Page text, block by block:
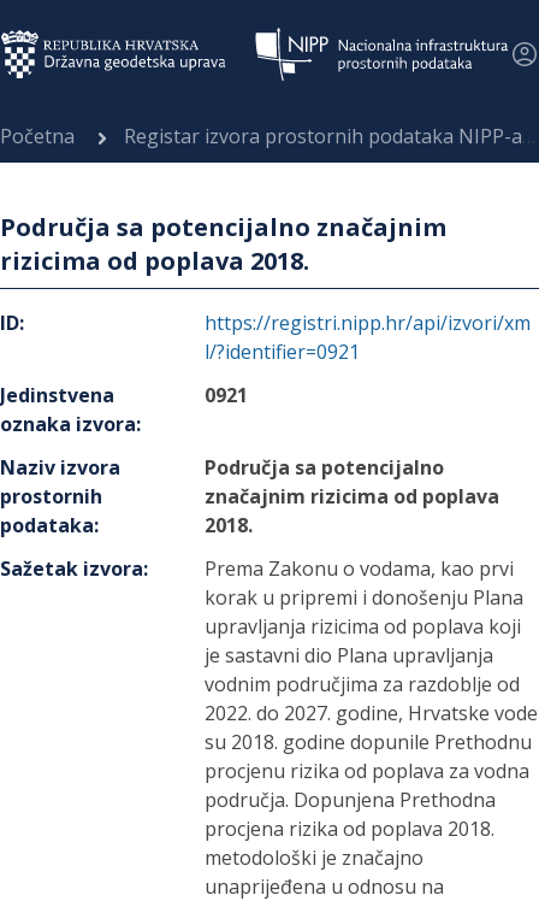
Početna Registar izvora prostornih podataka NIPP-a
Područja sa potencijalno značajnim
rizicima od poplava 2018.
ID:
https://registri.nipp.hr/api/izvori/xm
l/?identifier=0921
Jedinstvena
oznaka izvora:
0921
Naziv izvora
prostornih
podataka:
Područja sa potencijalno
značajnim rizicima od poplava
2018.
Sažetak izvora:
Prema Zakonu o vodama, kao prvi
korak u pripremi i donošenju Plana
upravljanja rizicima od poplava koji
je sastavni dio Plana upravljanja
vodnim područjima za razdoblje od
2022. do 2027. godine, Hrvatske vode
su 2018. godine dopunile Prethodnu
procjenu rizika od poplava za vodna
područja. Dopunjena Prethodna
procjena rizika od poplava 2018.
metodološki je značajno
unaprijeđena u odnosu na